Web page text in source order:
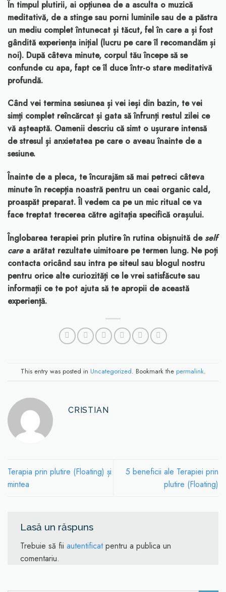
În timpul plutirii, ai opțiunea de a asculta o muzică
meditativă, de a stinge sau porni luminile sau de a păstra
un mediu complet întunecat și tăcut, fel în care a și fost
gândită experiența inițial (lucru pe care îl recomandăm și
noi). După câteva minute, corpul tău începe să se
confunde cu apa, fapt ce îl duce într-o stare meditativă
profundă.
Când vei termina sesiunea și vei ieși din bazin, te vei
simți complet reîncărcat și gata să înfrunți restul zilei ce
vă așteaptă. Oamenii descriu că simt o ușurare intensă
de stresul și anxietatea pe care o aveau înainte de a
sesiune.
Înainte de a pleca, te încurajăm să mai petreci câteva
minute în recepția noastră pentru un ceai organic cald,
proaspăt preparat. Îl vedem ca pe un mic ritual ce va
face treptat trecerea către agitația specifică orașului.
Înglobarea terapiei prin plutire în rutina obișnuită de self
care a arătat rezultate uimitoare pe termen lung. Ne poți
contacta oricând sau intra pe siteul sau blogul nostru
pentru orice alte curiozități ce le vrei satisfăcute sau
informații ce te pot ajuta să te apropii de această
experiență.
This entry was posted in Uncategorized. Bookmark the permalink.
CRISTIAN
Terapia prin plutire (Floating) și
mintea
5 beneficii ale Terapiei prin
plutire (Floating)
Lasă un răspuns
Trebuie să fii autentificatpentru a publica un
comentariu.